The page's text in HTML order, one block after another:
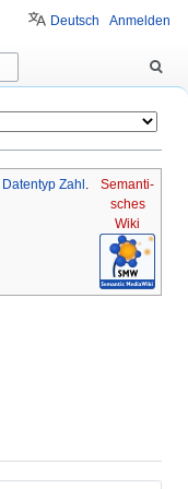
Semanti-
sches
Wiki
Datentyp Zahl .
Deutsch Anmelden